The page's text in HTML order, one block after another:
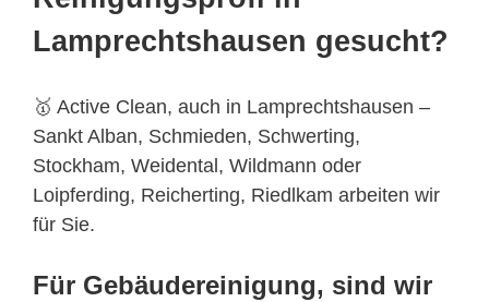
Lamprechtshausen gesucht?
🥇 Active Clean, auch in Lamprechtshausen –
Sankt Alban, Schmieden, Schwerting,
Stockham, Weidental, Wildmann oder
Loipferding, Reicherting, Riedlkam arbeiten wir
für Sie.
Für Gebäudereinigung, sind wir